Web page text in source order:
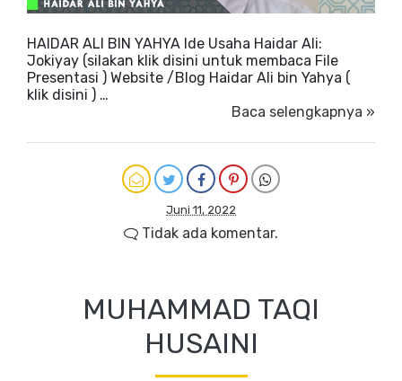
HAIDAR ALI BIN YAHYA Ide Usaha Haidar Ali:
Jokiyay (silakan klik disini untuk membaca File
Presentasi ) Website /Blog Haidar Ali bin Yahya (
klik disini ) …
Baca selengkapnya »
Juni 11, 2022
Tidak ada komentar.
MUHAMMAD TAQI
HUSAINI